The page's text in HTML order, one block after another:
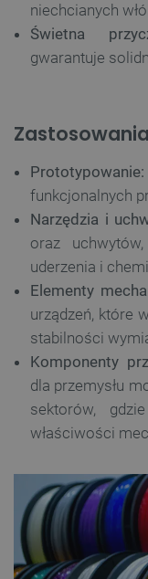
niechcianych
Świetna
gwarantuje
Prototypowanie:
funkcjonalnych
Narzędzia i
oraz
uderzenia i
Elementy
urządzeń, które
stabilności
Komponenty
dla przemysłu
sektorów,
właściwości